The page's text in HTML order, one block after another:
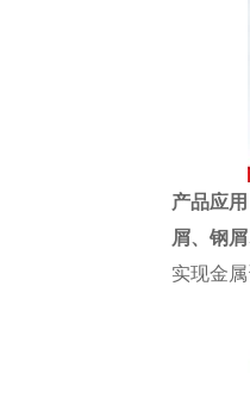
产品应
屑、 钢屑
实现金